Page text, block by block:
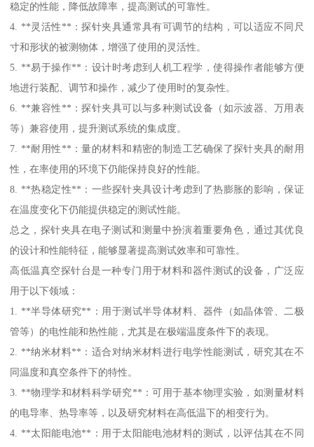
稳定的性能，降低故障率，提高测试的可靠性。
4. **灵活性**：探针夹具通常具有可调节的结构，可以适应不同尺
寸和形状的被测物体，增强了使用的灵活性。
5. **易于操作**：设计时考虑到人机工程学，使得操作者能够方便
地进行装配、调节和操作，减少了使用时的复杂性。
6. **兼容性**：探针夹具可以与多种测试设备（如示波器、万用表
等）兼容使用，提升测试系统的集成度。
7. **耐用性**：量的材料和精密的制造工艺确保了探针夹具的耐用
性，在率使用的环境下仍能保持良好的性能。
8. **热稳定性**：一些探针夹具设计考虑到了热膨胀的影响，保证
在温度变化下仍能提供稳定的测试性能。
总之，探针夹具在电子测试和测量中扮演着重要角色，通过其优良
的设计和性能特征，能够显著提高测试效率和可靠性。
高低温真空探针台是一种专门用于材料和器件测试的设备，广泛应
用于以下领域：
1. **半导体研究**：用于测试半导体材料、器件（如晶体管、二极
管等）的电性能和热性能，尤其是在极端温度条件下的表现。
2. **纳米材料**：适合对纳米材料进行电学性能测试，研究其在不
同温度和真空条件下的特性。
3. **物理学和材料科学研究**：可用于基本物理实验，如测量材料
的电导率、热导率等，以及研究材料在高低温下的相变行为。
4. **太阳能电池**：用于太阳能电池材料的测试，以评估其在不同